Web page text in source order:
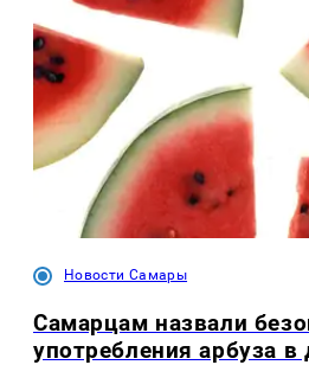
Новости Самары
Самарцам назвали
употребления арбуза в